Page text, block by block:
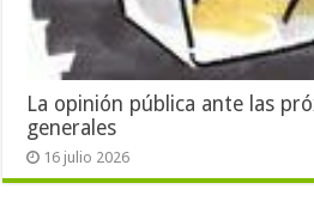
La opinión pública ante las
generales
16 julio 2026